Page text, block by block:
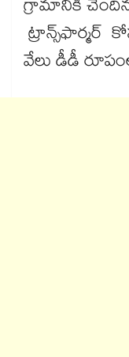
గ్రామానికి చెందిన
ట్రాన్స్​ఫార్మర్
వేలు డీడీ